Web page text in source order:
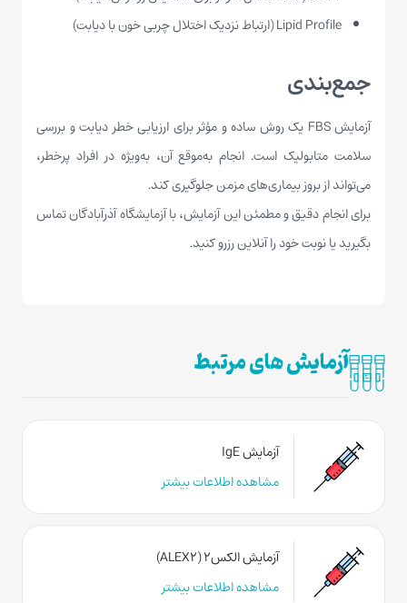
Lipid Profile (ارتباط نزدیک اختلال چربی خون با دیابت)
جمع‌بندی
آزمایشFBS یک روش ساده و مؤثر برای ارزیابی خطر دیابت و بررسی
سلامت متابولیک است. انجام به‌موقع آن، به‌ویژه در افراد پرخطر،
می‌تواند از بروز بیماری‌های مزمن جلوگیری کند.
برایانجام دقیق و مطمئن این آزمایش، با آزمایشگاه آذرآبادگان تماس
بگیرید یا نوبت خود را آنلاین رزرو کنید.
آزمایش های مرتبط
آزمایش IgE
مشاهده اطلاعات بیشتر
آزمایش الکس۲ (ALEX2)
مشاهده اطلاعات بیشتر